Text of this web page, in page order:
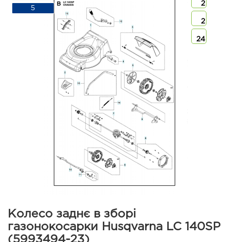
2
2
24
5
Колесо заднє в зборі
газонокосарки Husqvarna LC 140SP
(5993494-23)